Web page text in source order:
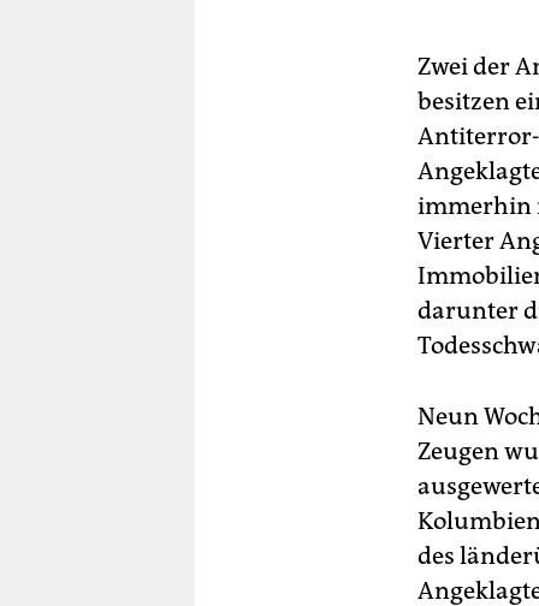
Zwei der
besitzen
Antiterror-
immerhin
Vierter
darunter
Neun
Zeugen
des